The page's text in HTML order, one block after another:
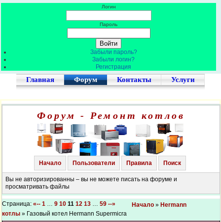
Логин
Пароль
Забыли пароль?
Забыли логин?
Регистрация
Главная Форум Контакты Услуги
Форум - Ремонт котлов
Начало Пользователи Правила Поиск
Вы не авторизированны – вы не можете писать на форуме и
просматривать файлы
Страница: «-- 1 … 9 10 11 12 13 … 59 --» Начало » Hermann
котлы » Газовый котел Hermann Supermicra